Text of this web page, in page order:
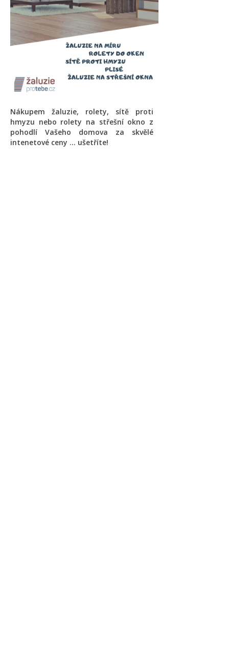
Nákupem žaluzie, rolety, sítě proti
hmyzu nebo rolety na střešní okno z
pohodlí Vašeho domova za skvělé
intenetové ceny ... ušetříte!